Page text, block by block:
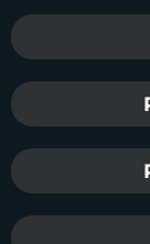
Sidfot